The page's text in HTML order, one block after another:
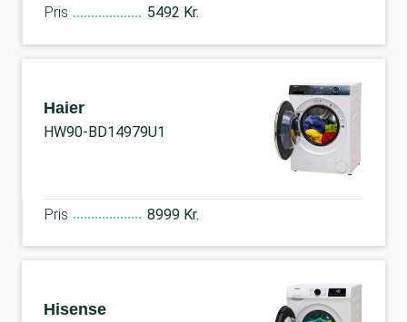
Pris 5492 Kr.
Haier
HW90-BD14979U1
Pris 8999 Kr.
Hisense